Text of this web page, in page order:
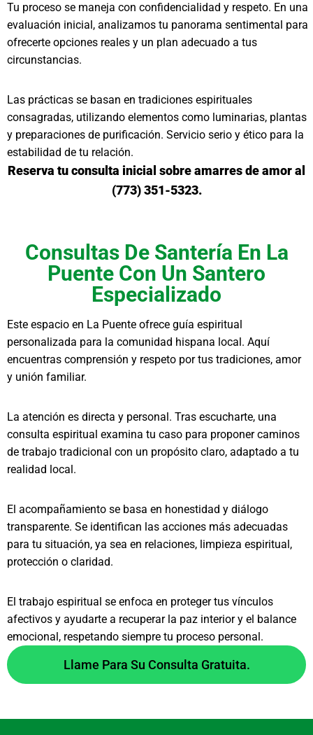
Tu proceso se maneja con confidencialidad y respeto. En una
evaluación inicial, analizamos tu panorama sentimental para
ofrecerte opciones reales y un plan adecuado a tus
circunstancias.
Las prácticas se basan en tradiciones espirituales
consagradas, utilizando elementos como luminarias, plantas
y preparaciones de purificación. Servicio serio y ético para la
estabilidad de tu relación.
Reserva tu consulta inicial sobre amarres de amor al
(773) 351-5323.
Consultas De Santería En La
Puente Con Un Santero
Especializado
Este espacio en La Puente ofrece guía espiritual
personalizada para la comunidad hispana local. Aquí
encuentras comprensión y respeto por tus tradiciones, amor
y unión familiar.
La atención es directa y personal. Tras escucharte, una
consulta espiritual examina tu caso para proponer caminos
de trabajo tradicional con un propósito claro, adaptado a tu
realidad local.
El acompañamiento se basa en honestidad y diálogo
transparente. Se identifican las acciones más adecuadas
para tu situación, ya sea en relaciones, limpieza espiritual,
protección o claridad.
El trabajo espiritual se enfoca en proteger tus vínculos
afectivos y ayudarte a recuperar la paz interior y el balance
emocional, respetando siempre tu proceso personal.
Llame Para Su Consulta Gratuita.